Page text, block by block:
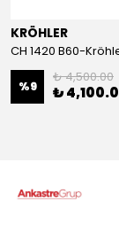
KRÖHLER
%9
₺ 4,500.00
₺